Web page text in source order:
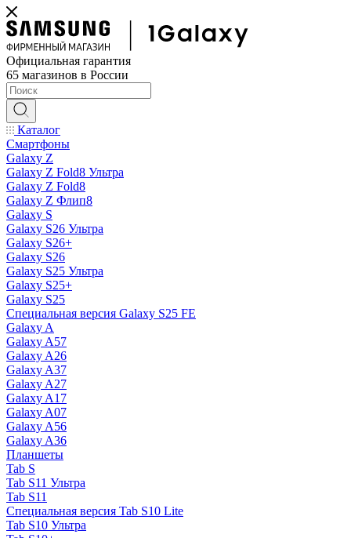
Официальная гарантия
65 магазинов в России
Каталог
Смартфоны
Galaxy Z
Galaxy Z Fold8 Ультра
Galaxy Z Fold8
Galaxy Z Флип8
Galaxy S
Galaxy S26 Ультра
Galaxy S26+
Galaxy S26
Galaxy S25 Ультра
Galaxy S25+
Galaxy S25
Специальная версия Galaxy S25 FE
Galaxy A
Galaxy A57
Galaxy A26
Galaxy A37
Galaxy A27
Galaxy A17
Galaxy A07
Galaxy A56
Galaxy A36
Планшеты
Tab S
Tab S11 Ультра
Tab S11
Специальная версия Tab S10 Lite
Tab S10 Ультра